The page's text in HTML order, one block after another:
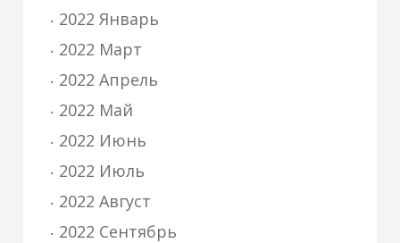
2022 Январь
2022 Март
2022 Апрель
2022 Май
2022 Июнь
2022 Июль
2022 Август
2022 Сентябрь